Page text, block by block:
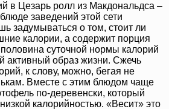
в Цезарь ролл из Макдональдса –
заведений этой сети
задумываться о том, стоит ли
калории, а содержит порция
суточной нормы калорий
образ жизни. Сжечь
к слову, можно, бегая не
Вместе с этим блюдом чаще
по-деревенски, который
калорийностью. «Весит» это